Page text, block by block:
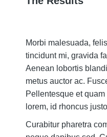
Morbi malesuada,
tincidunt mi, gravida
Aenean lobortis
metus auctor ac.
Pellentesque et
lorem, id rhoncus
Curabitur pharetra